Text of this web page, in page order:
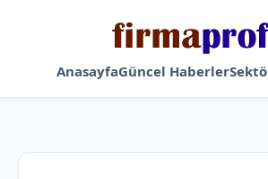
AnasayfaGüncel Haberler